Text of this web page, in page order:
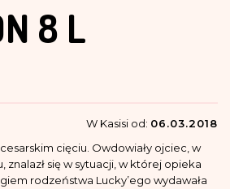
8 L
W Kasisi od: 06.03.2018
cięciu. Owdowiały ojciec, w
znalazł się w sytuacji, w której opieka
rodzeństwa Lucky’ego wydawała